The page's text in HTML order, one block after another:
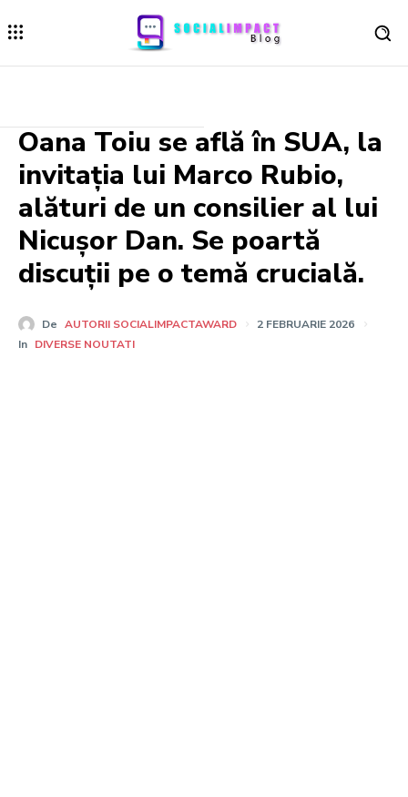
Oana Toiu se află în SUA, la
invitația lui Marco Rubio,
alături de un consilier al lui
Nicușor Dan. Se poartă
discuții pe o temă crucială.
De AUTORII SOCIALIMPACTAWARD
2 FEBRUARIE 2026
In DIVERSE NOUTATI